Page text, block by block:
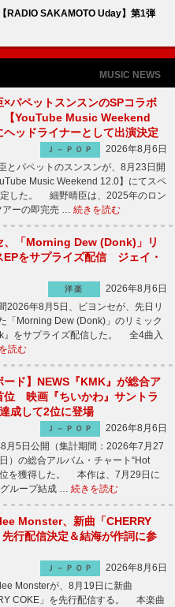
RADIO SAKAMOTO Uday】第1弾
MUSIC NEWS
×パペットスンスンのSPコラボ
【YouTube Music Weekend
ヘッドライナーとして出演決定
Ｊ－ＰＯＰ
2026年8月6日
とパペットのスンスンが、8月23日開
Music Weekend 12.0】にてスペ
した。 細野晴臣は、2025年のロン
アーの即完売 … 続きを読む
、「Morning Dew (Donk)」リ
EPをサプライズ配信 ジェイ・
洋楽
2026年8月6日
2026年8月5日、ビヨンセが、先日リ
「Morning Dew (Donk)」のリミック
』をサプライズ配信した。 全4曲入
読む
ード】NEWS『KMK』が総合ア
位 映画『ちいかわ』サントラ
成して2位に登場
Ｊ－ＰＯＰ
2026年8月6日
5日公開（集計期間：2026年7月27
）の総合アルバム・チャート“Hot
を獲得した。 本作は、7月29日に
ループ結成 … 続きを読む
Monster、新曲「CHERRY
行配信決定＆結海が作詞に参
Ｊ－ＰＯＰ
2026年8月6日
Monsterが、8月19日に新曲
COKE」を先行配信する。 本楽曲